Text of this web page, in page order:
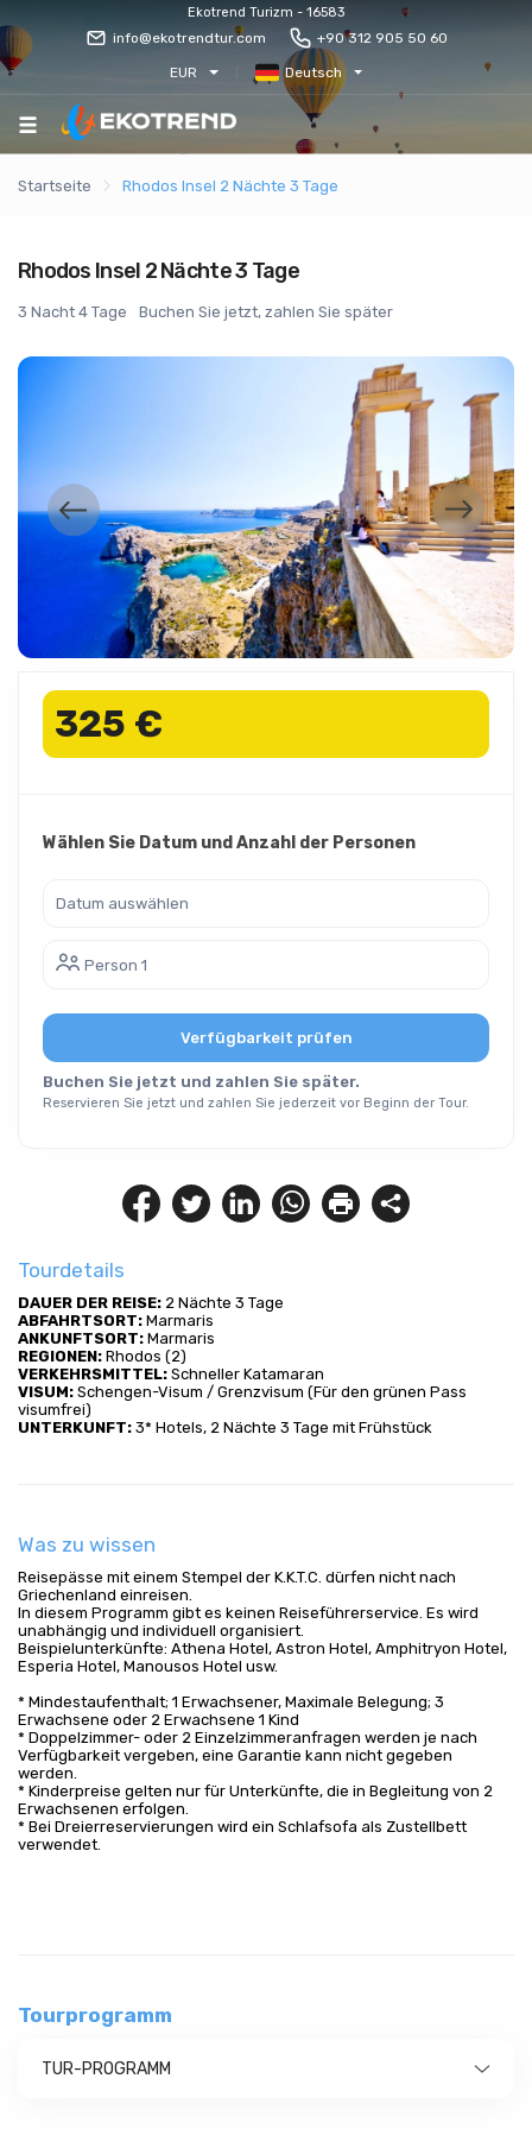
Ekotrend Turizm - 16583
info@ekotrendtur.com +90 312 905 50 60
EUR Deutsch
Startseite Rhodos Insel 2 Nächte 3 Tage
Tourdetails
DAUER DER REISE: 2 Nächte 3 Tage
ABFAHRTSORT: Marmaris
ANKUNFTSORT: Marmaris
REGIONEN: Rhodos (2)
VERKEHRSMITTEL: Schneller Katamaran
VISUM: Schengen-Visum / Grenzvisum (Für den grünen Pass
visumfrei)
UNTERKUNFT: 3* Hotels, 2 Nächte 3 Tage mit Frühstück
Was zu wissen
Reisepässe mit einem Stempel der K.K.T.C. dürfen nicht nach
Griechenland einreisen.
In diesem Programm gibt es keinen Reiseführerservice. Es wird
unabhängig und individuell organisiert.
Beispielunterkünfte: Athena Hotel, Astron Hotel, Amphitryon Hotel,
Esperia Hotel, Manousos Hotel usw.
* Mindestaufenthalt; 1 Erwachsener, Maximale Belegung; 3
Erwachsene oder 2 Erwachsene 1 Kind
* Doppelzimmer- oder 2 Einzelzimmeranfragen werden je nach
Verfügbarkeit vergeben, eine Garantie kann nicht gegeben
werden.
* Kinderpreise gelten nur für Unterkünfte, die in Begleitung von 2
Erwachsenen erfolgen.
* Bei Dreierreservierungen wird ein Schlafsofa als Zustellbett
verwendet.
Tourprogramm
TUR-PROGRAMM
Rhodos Insel 2 Nächte 3 Tage
3 Nacht 4 Tage Buchen Sie jetzt, zahlen Sie später
325 €
Wählen Sie Datum und Anzahl der Personen
Person 1
Verfügbarkeit prüfen
Buchen Sie jetzt und zahlen Sie später.
Reservieren Sie jetzt und zahlen Sie jederzeit vor Beginn der Tour.